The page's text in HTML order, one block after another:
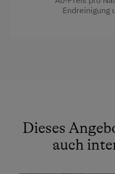
Endreinigung
Dieses
auch